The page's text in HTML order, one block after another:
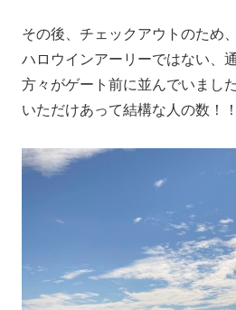
その後、チェックアウトのため
ハロウインアーリーではない、
方々がゲート前に並んでいまし
いただけあって結構な人の数！！